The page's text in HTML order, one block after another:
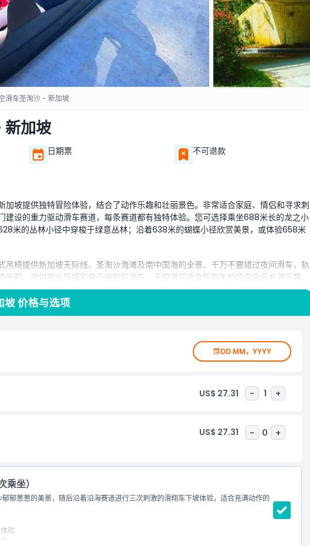
滑车圣淘沙 - 新加坡
加坡
日期票 不可退款
加坡提供独特冒险体验，结合了动作乐趣和壮丽景色。非常适合家庭、情侣和寻求刺
建设的重力驱动滑车赛道，每条赛道都有独特体验。您可选择乘坐688米长的龙之小
米的丛林小径中穿梭于绿意丛林；沿着638米的蝴蝶小径欣赏美景，或体验658米
吊椅提供新加坡天际线、圣淘沙海滩及南中国海的全景。千万不要错过夜间滑车，轨
彩。提供安全简报和易于操控的滑车，天空滑车适合所有年龄段安全且充满乐趣。
论您追求刺激还是家庭欢乐，天空滑车圣淘沙都是新加坡必访景点。
价格与选项
DD MM，YYYY
US$ 27.31 - 1 +
US$ 27.31 - 0 +
坐）
郁葱葱的美景，随后沿着沿海赛道进行三次刺激的滑翔车下坡体验，适合充满动作的
验